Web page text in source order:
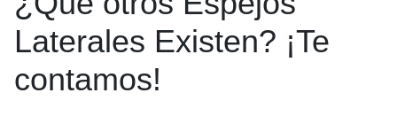
Laterales Existen? ¡Te
contamos!